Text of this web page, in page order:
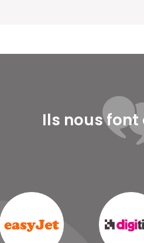
Ils nous